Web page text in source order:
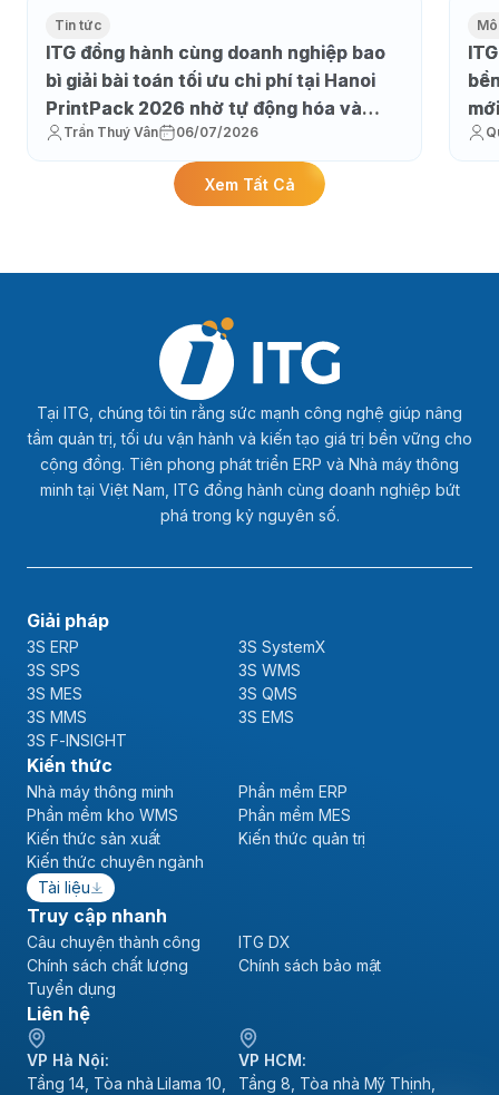
Tin tức
ITG đồng hành cùng doanh nghiệp bao
bì giải bài toán tối ưu chi phí tại Hanoi
PrintPack 2026 nhờ tự động hóa và
thực thi sản xuất
Trần Thuý Vân 06/07/2026
Xem Tất Cả
Tại ITG, chúng tôi tin rằng sức mạnh công nghệ giúp nâng
tầm quản trị, tối ưu vận hành và kiến tạo giá trị bền vững cho
cộng đồng. Tiên phong phát triển ERP và Nhà máy thông
minh tại Việt Nam, ITG đồng hành cùng doanh nghiệp bứt
phá trong kỷ nguyên số.
Giải pháp
3S ERP
3S SystemX
3S SPS
3S WMS
3S MES
3S QMS
3S MMS
3S EMS
3S F-INSIGHT
Kiến thức
Nhà máy thông minh
Phần mềm ERP
Phần mềm kho WMS
Phần mềm MES
Kiến thức sản xuất
Kiến thức quản trị
Kiến thức chuyên ngành
Tài liệu
Truy cập nhanh
Câu chuyện thành công
ITG DX
Chính sách chất lượng
Chính sách bảo mật
Tuyển dụng
Liên hệ
VP Hà Nội:
Tầng 14, Tòa nhà Lilama 10,
VP HCM:
Tầng 8, Tòa nhà Mỹ Thịnh,